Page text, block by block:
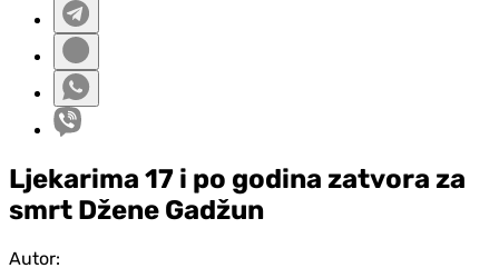
Ljekarima 17 i po godina zatvora za
smrt Džene Gadžun
Autor: